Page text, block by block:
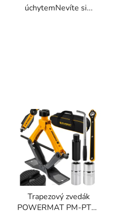
úchytemNevíte si...
Trapezový zvedák
POWERMAT PM-PTR-